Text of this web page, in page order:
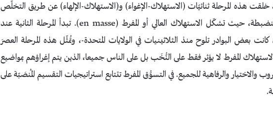
خلقت هذه المرحلة ثنائيّات (الاستهلاك-الإغواء) و(الاستهلاك-الإلهاء) عن طريق التخلُّص
من السلوكيات التقليدية والمعايير المنضبطة، حيث تشكّل الاستهلاك العالي أو المفرط (en masse). تبدأ المرحلة الثانية عند
بعض البوادر تلوح منذ الثلاثينيات في الولايات المتحدة-، وتُمثِّل هذه المرحلة العصرَ
المفرط لا يؤثر فقط على النُّخَب بل على الناس جميعا، الذين يتم إغراؤهم بمواضيع
والاختيار والرفاهية للجميع. في التسوُّق المفرط تتتابع استراتيجيات التقسيم المُنصَبّة على